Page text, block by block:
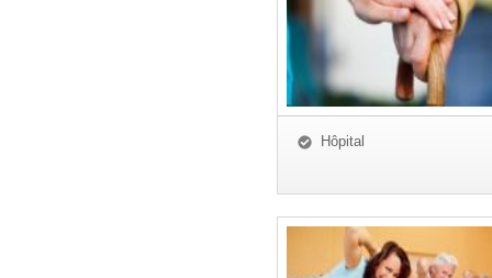
Hôpital